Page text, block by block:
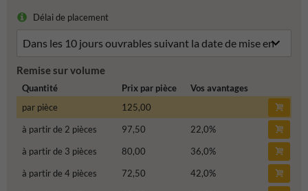
Délai de placement
Remise sur volume
Quantité Prix par pièce
Vos avantages
par pièce
125,00
à partir de 2 pièces
97,50 22,0%
à partir de 3 pièces
80,00 36,0%
à partir de 4 pièces
72,50 42,0%